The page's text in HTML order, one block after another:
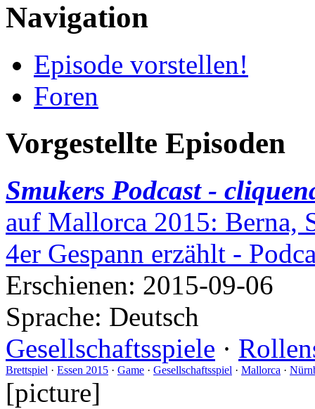
Navigation
Episode vorstellen!
Foren
Vorgestellte Episoden
Smukers Podcast -
auf Mallorca 2015: Berna,
4er Gespann erzählt -
Erschienen: 2015-09-06
Sprache: Deutsch
Gesellschaftsspiele ·
Brettspiel · Essen 2015 · Game · Gesellschaftsspiel · Mallorca ·
[picture]